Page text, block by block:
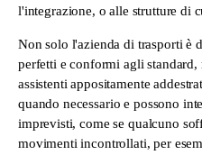
l'integrazione, o alle strutture di
Non solo l'azienda di trasporti è
perfetti e conformi agli
assistenti appositamente
quando necessario e possono
imprevisti, come se qualcuno
movimenti incontrollati, per